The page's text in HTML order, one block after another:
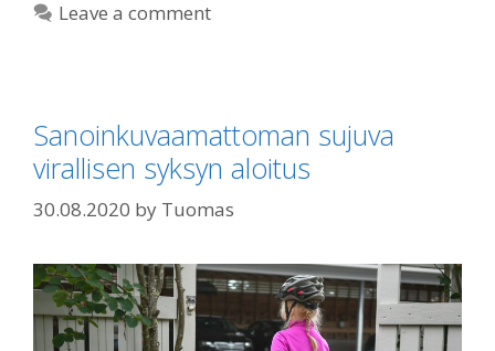
Leave a comment
Sanoinkuvaamattoman sujuva
virallisen syksyn aloitus
30.08.2020 by Tuomas